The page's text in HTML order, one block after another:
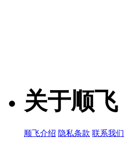
关于顺飞
顺飞介绍 隐私条款 联系我们